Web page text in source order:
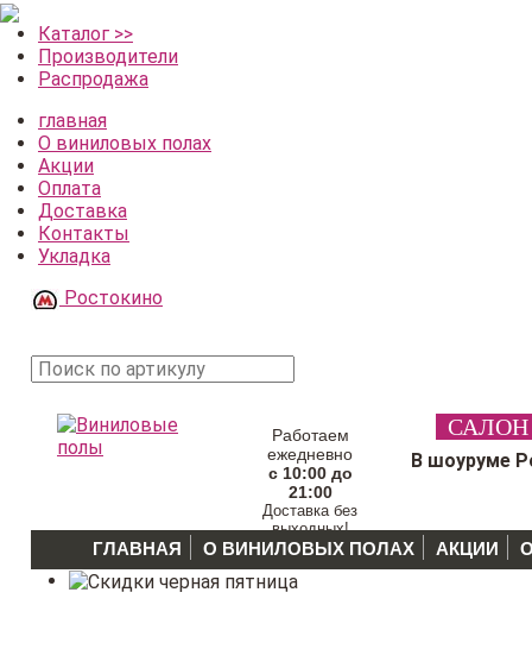
Каталог >>
Производители
Распродажа
главная
О виниловых полах
Акции
Оплата
Доставка
Контакты
Укладка
Ростокино
Работаем
ежедневно
с 10:00 до
21:00
Доставка без
выходных!
В шоуруме
ГЛАВНАЯ О ВИНИЛОВЫХ ПОЛАХ АКЦИИ